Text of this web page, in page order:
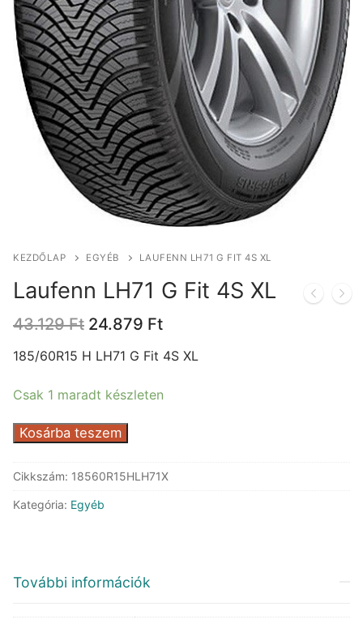
KEZDŐLAP EGYÉB LAUFENN LH71 G FIT 4S XL
Laufenn LH71 G Fit 4S XL
43.129Ft Original
was:
24.879 FtCurrent
is:
185/60R15 H LH71 G Fit 4S XL
Csak 1 maradt készleten
Laufenn
G
4S
Kosárba teszem
Cikkszám: 18560R15HLH71X
Kategória: Egyéb
További információk